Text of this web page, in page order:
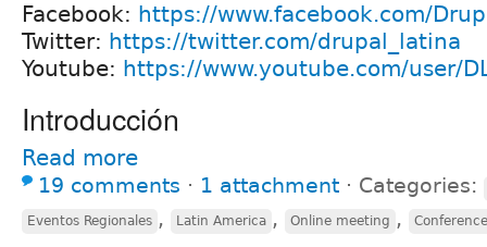
Facebook: https://www.facebook.com/
Twitter: https://twitter.com/drupal_latina
Youtube: https://www.youtube.com/user/
Introducción
Read more
19 comments ⋅ 1 attachment ⋅ Categories:
Eventos Regionales , Latin America , Online meeting , Conference